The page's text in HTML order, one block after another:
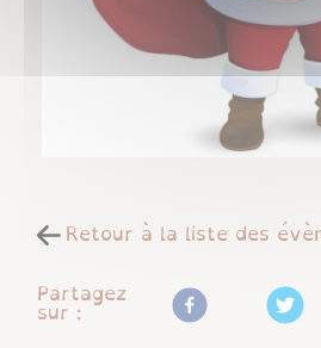
Retour à la liste des
Partagez
sur :